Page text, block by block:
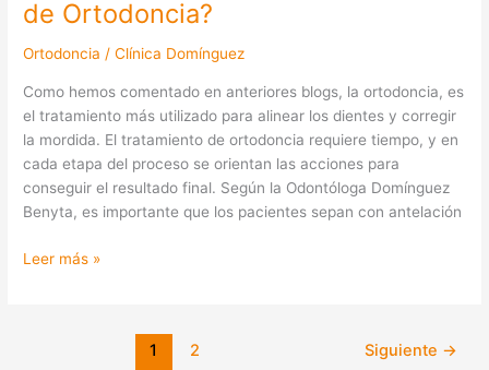
de Ortodoncia?
Ortodoncia /Clínica Domínguez
Como hemos comentado en anteriores blogs, la ortodoncia, es
el tratamiento más utilizado para alinear los dientes y corregir
la mordida. El tratamiento de ortodoncia requiere tiempo, y en
cada etapa del proceso se orientan las acciones para
conseguir el resultado final. Según la Odontóloga Domínguez
Benyta, es importante que los pacientes sepan con antelación
Leer más »
1 2 Siguiente →